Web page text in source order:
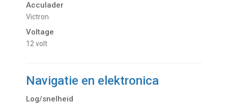
Acculader
Victron
Voltage
12 volt
Navigatie en elektronica
Log/snelheid